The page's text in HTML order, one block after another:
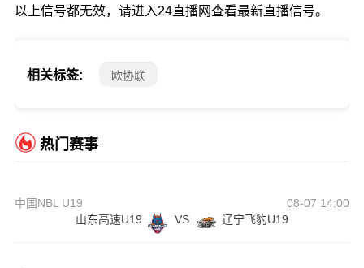
以上信号都无效，请进入24直播网查看最新直播信号。
相关标签: 欧协联
热门赛事
中国NBL U19
08-07 14:00
山东高速U19
VS 辽宁飞豹U19